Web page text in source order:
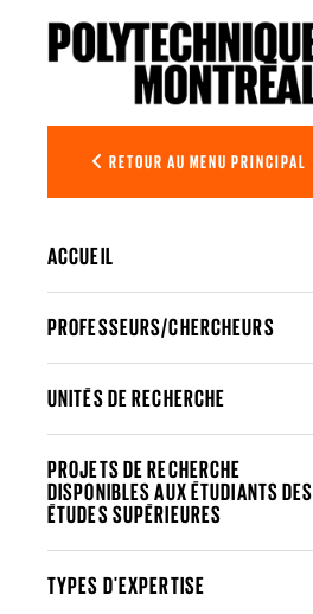
RETOUR AU MENU PRINCIPAL
ACCUEIL
PROFESSEURS/CHERCHEURS
UNITÉS DE RECHERCHE
PROJETS DE RECHERCHE
DISPONIBLES AUX ÉTUDIANTS DES
ÉTUDES SUPÉRIEURES
TYPES D'EXPERTISE